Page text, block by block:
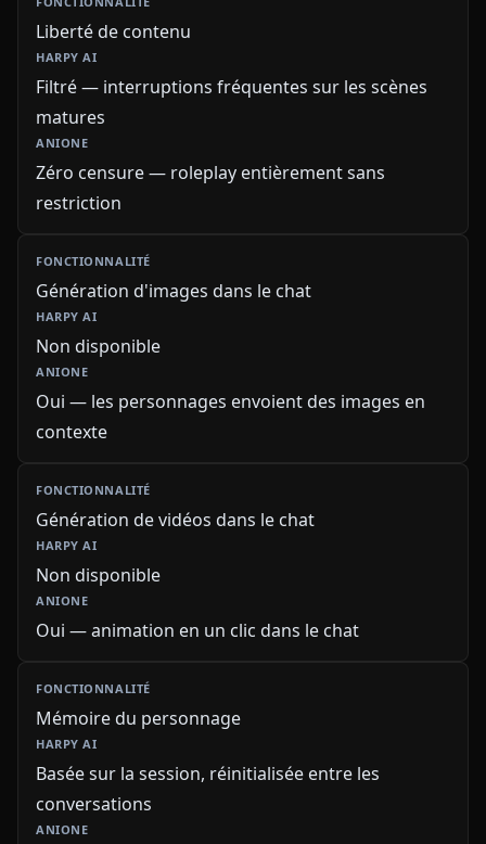
Liberté de contenu
Filtré — interruptions fréquentes sur les scènes
matures
Zéro censure — roleplay entièrement sans
restriction
Génération d'images dans le chat
Non disponible
Oui — les personnages envoient des images en
contexte
Génération de vidéos dans le chat
Non disponible
Oui — animation en un clic dans le chat
Mémoire du personnage
Basée sur la session, réinitialisée entre les
conversations